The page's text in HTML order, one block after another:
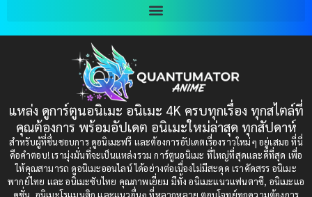
Bondage (ทาส)(1)
(1)
Censored (เซ็นเซอร์)(19)
Comedy (ตลก)(235)
Comedy (ตลก)(85)
1997
1993
1991
1989
1988
1987
1985
1984
1983
1982
1981
แหล่ง ดูการ์ตูนอนิเมะ อนิเมะ 4K ครบทุกเรื่อง ทุกสไตล์ที่
คุณต้องการ พร้อมอัปเดต อนิเมะใหม่ล่าสุด ทุกสัปดาห์
สำหรับผู้ที่ชื่นชอบการ ดูอนิเมะฟรี และต้องการอัปเดตเรื่องราวใหม่ๆ อยู่เสมอ ที่นี่
คือคำตอบ! เรามุ่งมั่นที่จะเป็นแหล่งรวม การ์ตูนอนิเมะ ที่ใหญ่ที่สุดและดีที่สุด เพื่อ
ให้คุณสามารถ ดูอนิเมะออนไลน์ ได้อย่างต่อเนื่องไม่มีสะดุด เราคัดสรร อนิเมะ
พากย์ไทย และ อนิเมะซับไทย คุณภาพเยี่ยม มีทั้ง อนิเมะแนวแฟนตาซี, อนิเมะแอ
คชั่น, อนิเมะโรแมนติก และแนวอื่นๆ ที่หลากหลาย ตอบโจทย์ทุกความต้องการ